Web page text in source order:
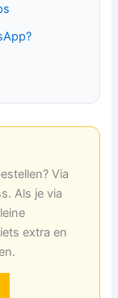
Via
Als je via
extra en